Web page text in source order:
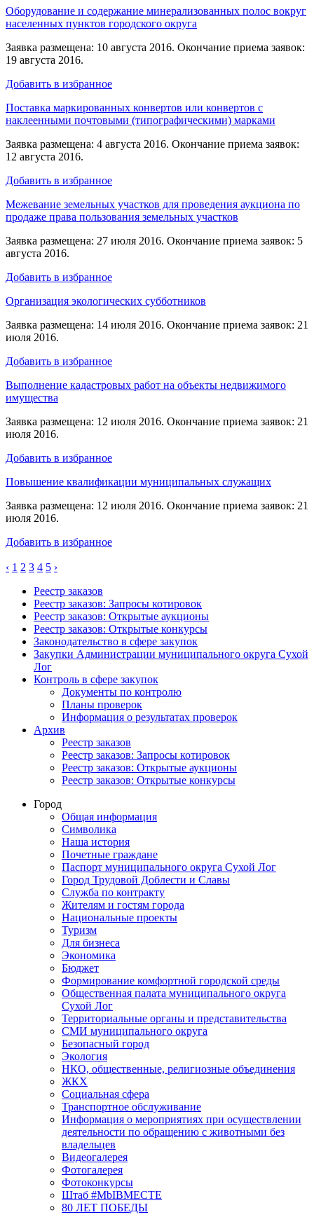
Оборудование и содержание минерализованных полос вокруг
населенных пунктов городского округа
Заявка размещена: 10 августа 2016. Окончание приема заявок:
19 августа 2016.
Добавить в избранное
Поставка маркированных конвертов или конвертов с
наклеенными почтовыми (типографическими) марками
Заявка размещена: 4 августа 2016. Окончание приема заявок:
12 августа 2016.
Добавить в избранное
Межевание земельных участков для проведения аукциона по
продаже права пользования земельных участков
Заявка размещена: 27 июля 2016. Окончание приема заявок: 5
августа 2016.
Добавить в избранное
Организация экологических субботников
Заявка размещена: 14 июля 2016. Окончание приема заявок: 21
июля 2016.
Добавить в избранное
Выполнение кадастровых работ на объекты недвижимого
имущества
Заявка размещена: 12 июля 2016. Окончание приема заявок: 21
июля 2016.
Добавить в избранное
Повышение квалификации муниципальных служащих
Заявка размещена: 12 июля 2016. Окончание приема заявок: 21
июля 2016.
Добавить в избранное
‹ 1 2 3 4 5 ›
Реестр заказов
Реестр заказов: Запросы котировок
Реестр заказов: Открытые аукционы
Реестр заказов: Открытые конкурсы
Законодательство в сфере закупок
Закупки Администрации муниципального округа Сухой
Лог
Контроль в сфере закупок
Документы по контролю
Планы проверок
Информация о результатах проверок
Архив
Реестр заказов
Реестр заказов: Запросы котировок
Реестр заказов: Открытые аукционы
Реестр заказов: Открытые конкурсы
Город
Общая информация
Символика
Наша история
Почетные граждане
Паспорт муниципального округа Сухой Лог
Город Трудовой Доблести и Славы
Служба по контракту
Жителям и гостям города
Национальные проекты
Туризм
Для бизнеса
Экономика
Бюджет
Формирование комфортной городской среды
Общественная палата муниципального округа
Сухой Лог
Территориальные органы и представительства
СМИ муниципального округа
Безопасный город
Экология
НКО, общественные, религиозные объединения
ЖКХ
Социальная сфера
Транспортное обслуживание
Информация о мероприятиях при осуществлении
деятельности по обращению с животными без
владельцев
Видеогалерея
Фотогалерея
Фотоконкурсы
Штаб #MbIBMECTE
80 ЛЕТ ПОБЕДЫ